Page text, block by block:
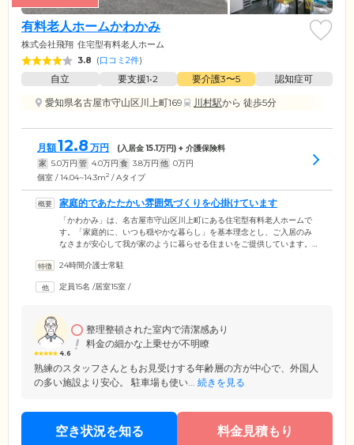
有料老人ホームかわかみ
株式会社飛翔 住宅型有料老人ホーム
3.8 (口コミ2件)
自立 要支援1•2 要介護3〜5
認知症可
愛知県名古屋市守山区川上町169
川村駅から 徒歩5分
月額12.8 万円 (入居金15.1万円) + 介護保険料
家 5.0万円 管 4.0万円 食 3.8万円 他 0万円
個室 / 14.04~14.3m2 / Aタイプ
家庭的であたたかい雰囲気づくりを心掛けています
「かわかみ」は、名古屋市守山区川上町にある住宅型有料老人ホームで
す。「家庭的に、いつも穏やかな暮らし」を基本理念とし、ご入居のみ
なさまが安心して我が家のように暮らせる住まいをご提供しています。
フが一緒に明るく暮らすことを大切にしています。生活のなかでのお困
なことでも気軽にお話しできる雰囲気づくりを心掛けています。
24時間介護士常駐
定員15名 /居室15室 /
4.6
整理整頓された室内で清潔感あり
料金の細かな上乗せが不明瞭
熟練のスタッフさんともお見受けする年齢層の方が中心で、外国人
の多い施設より安心。 駐車場も使い... 続きを見る
空き状況を知る 料金見積もり